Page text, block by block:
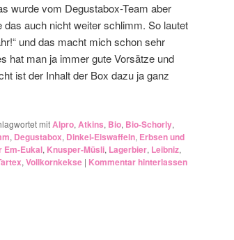
wurde vom Degustabox-Team aber
auch nicht weiter schlimm. So lautet
und das macht mich schon sehr
hat man ja immer gute Vorsätze und
ist der Inhalt der Box dazu ja ganz
mitAlpro, Atkins, Bio, Bio-Schorly,
, Degustabox, Dinkel-Eiswaffeln, Erbsen und
Em-Eukal, Knusper-Müsli, Lagerbier, Leibniz,
, Vollkornkekse | Kommentar hinterlassen